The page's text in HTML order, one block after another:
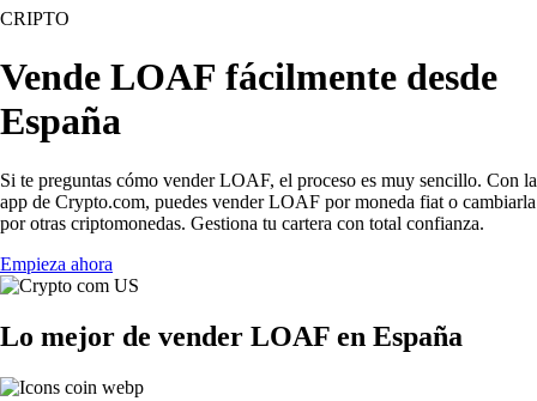
CRIPTO
Vende LOAF fácilmente desde
España
Si te preguntas cómo vender LOAF, el proceso es muy sencillo. Con la
app de Crypto.com, puedes vender LOAF por moneda fiat o cambiarla
por otras criptomonedas. Gestiona tu cartera con total confianza.
Empieza ahora
Lo mejor de vender LOAF en España